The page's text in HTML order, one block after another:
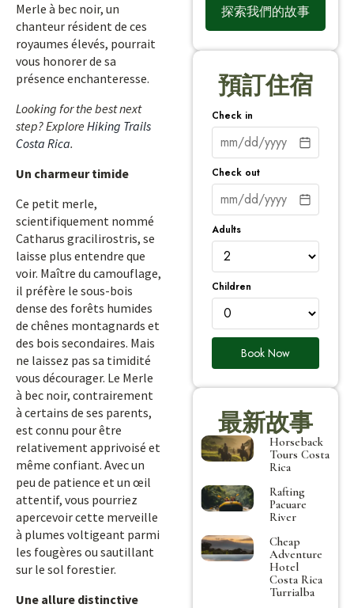
Merle à bec noir, un
chanteur résident de ces
royaumes élevés, pourrait
vous honorer de sa
présence enchanteresse.
Looking for the best next
step? Explore Hiking Trails
Costa Rica.
Un charmeur timide
Ce petit merle,
scientifiquement nommé
Catharus gracilirostris, se
laisse plus entendre que
voir. Maître du camouflage,
il préfère le sous-bois
dense des forêts humides
de chênes montagnards et
des bois secondaires. Mais
ne laissez pas sa timidité
vous décourager. Le Merle
à bec noir, contrairement
à certains de ses parents,
est connu pour être
relativement apprivoisé et
même confiant. Avec un
peu de patience et un œil
attentif, vous pourriez
apercevoir cette merveille
à plumes voltigeant parmi
les fougères ou sautillant
sur le sol forestier.
Une allure distinctive
探索我們的故事
預訂住宿
Check in
Check out
Adults
Children
Book Now
最新故事
Horseback
Tours Costa
Rica
Rafting
Pacuare
River
Cheap
Adventure
Hotel
Costa Rica
Turrialba